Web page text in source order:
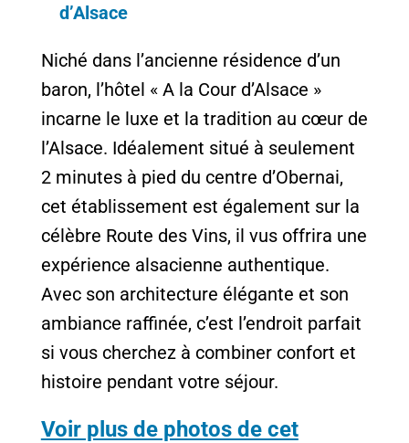
d’Alsace
Niché dans l’ancienne résidence d’un
baron, l’hôtel « A la Cour d’Alsace »
incarne le luxe et la tradition au cœur de
l’Alsace. Idéalement situé à seulement
2 minutes à pied du centre d’Obernai,
cet établissement est également sur la
célèbre Route des Vins, il vus offrira une
expérience alsacienne authentique.
Avec son architecture élégante et son
ambiance raffinée, c’est l’endroit parfait
si vous cherchez à combiner confort et
histoire pendant votre séjour.
Voir plus de photos de cet